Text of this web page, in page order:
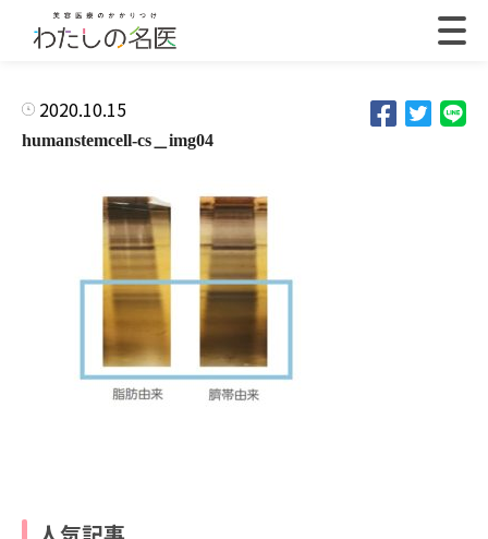
2020.10.15
humanstemcell-cs＿img04